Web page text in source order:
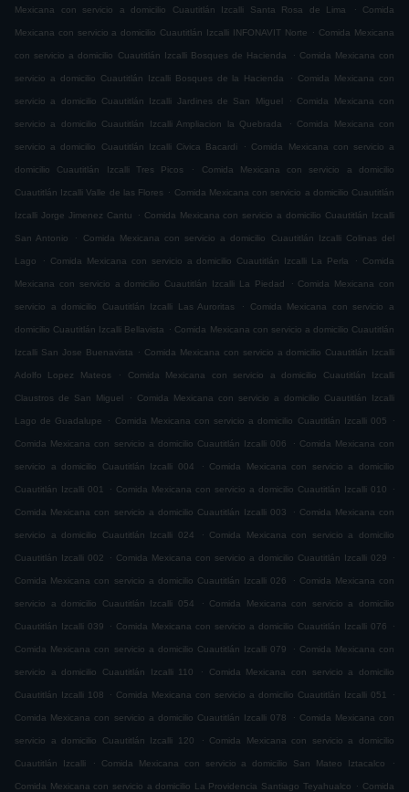
Mexicana con servicio a domicilio Cuautitlán Izcalli Santa Rosa de Lima . Comida
Mexicana con servicio a domicilio Cuautitlán Izcalli INFONAVIT Norte . Comida Mexicana
con servicio a domicilio Cuautitlán Izcalli Bosques de Hacienda . Comida Mexicana con
servicio a domicilio Cuautitlán Izcalli Bosques de la Hacienda . Comida Mexicana con
servicio a domicilio Cuautitlán Izcalli Jardines de San Miguel . Comida Mexicana con
servicio a domicilio Cuautitlán Izcalli Ampliacion la Quebrada . Comida Mexicana con
servicio a domicilio Cuautitlán Izcalli Civica Bacardi . Comida Mexicana con servicio a
domicilio Cuautitlán Izcalli Tres Picos . Comida Mexicana con servicio a domicilio
Cuautitlán Izcalli Valle de las Flores . Comida Mexicana con servicio a domicilio Cuautitlán
Izcalli Jorge Jimenez Cantu . Comida Mexicana con servicio a domicilio Cuautitlán Izcalli
San Antonio . Comida Mexicana con servicio a domicilio Cuautitlán Izcalli Colinas del
Lago . Comida Mexicana con servicio a domicilio Cuautitlán Izcalli La Perla . Comida
Mexicana con servicio a domicilio Cuautitlán Izcalli La Piedad . Comida Mexicana con
servicio a domicilio Cuautitlán Izcalli Las Auroritas . Comida Mexicana con servicio a
domicilio Cuautitlán Izcalli Bellavista . Comida Mexicana con servicio a domicilio Cuautitlán
Izcalli San Jose Buenavista . Comida Mexicana con servicio a domicilio Cuautitlán Izcalli
Adolfo Lopez Mateos . Comida Mexicana con servicio a domicilio Cuautitlán Izcalli
Claustros de San Miguel . Comida Mexicana con servicio a domicilio Cuautitlán Izcalli
Lago de Guadalupe . Comida Mexicana con servicio a domicilio Cuautitlán Izcalli 005 .
Comida Mexicana con servicio a domicilio Cuautitlán Izcalli 006 . Comida Mexicana con
servicio a domicilio Cuautitlán Izcalli 004 . Comida Mexicana con servicio a domicilio
Cuautitlán Izcalli 001 . Comida Mexicana con servicio a domicilio Cuautitlán Izcalli 010 .
Comida Mexicana con servicio a domicilio Cuautitlán Izcalli 003 . Comida Mexicana con
servicio a domicilio Cuautitlán Izcalli 024 . Comida Mexicana con servicio a domicilio
Cuautitlán Izcalli 002 . Comida Mexicana con servicio a domicilio Cuautitlán Izcalli 029 .
Comida Mexicana con servicio a domicilio Cuautitlán Izcalli 026 . Comida Mexicana con
servicio a domicilio Cuautitlán Izcalli 054 . Comida Mexicana con servicio a domicilio
Cuautitlán Izcalli 039 . Comida Mexicana con servicio a domicilio Cuautitlán Izcalli 076 .
Comida Mexicana con servicio a domicilio Cuautitlán Izcalli 079 . Comida Mexicana con
servicio a domicilio Cuautitlán Izcalli 110 . Comida Mexicana con servicio a domicilio
Cuautitlán Izcalli 108 . Comida Mexicana con servicio a domicilio Cuautitlán Izcalli 051 .
Comida Mexicana con servicio a domicilio Cuautitlán Izcalli 078 . Comida Mexicana con
servicio a domicilio Cuautitlán Izcalli 120 . Comida Mexicana con servicio a domicilio
Cuautitlán Izcalli . Comida Mexicana con servicio a domicilio San Mateo Iztacalco .
Comida Mexicana con servicio a domicilio La Providencia Santiago Teyahualco . Comida